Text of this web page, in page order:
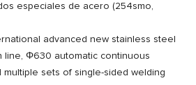
especiales de acero (254smo,
advanced new stainless steel
line, Φ630 automatic continuous
sets of single-sided welding